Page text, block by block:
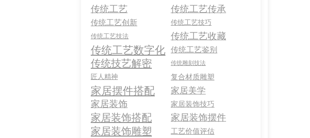
传统工艺 传统工艺传承
传统工艺创新 传统工艺技巧
传统工艺技法 传统工艺收藏
传统工艺数字化 传统工艺鉴别
传统技艺解密 传统雕刻技法
匠人精神 复合材质雕塑
家居摆件搭配 家居美学
家居装饰 家居装饰技巧
家居装饰搭配 家居装饰摆件
家居装饰雕塑 工艺价值评估